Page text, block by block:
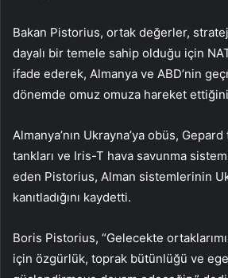
Bakan Pistorius, ortak değerler,
dayalı bir temele sahip olduğu için
ifade ederek, Almanya ve ABD’nin
dönemde omuz omuza hareket
Almanya’nın Ukrayna’ya obüs,
tankları ve Iris-T hava savunma
eden Pistorius, Alman sistemlerinin
kanıtladığını kaydetti.
Boris Pistorius, “Gelecekte
için özgürlük, toprak bütünlüğü ve